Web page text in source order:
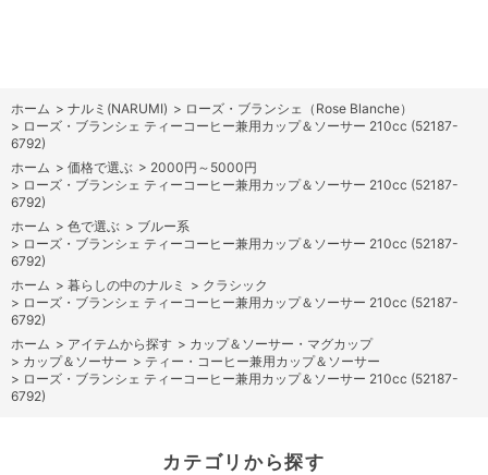
ホーム > ナルミ(NARUMI) > ローズ・ブランシェ（Rose Blanche）
> ローズ・ブランシェ ティーコーヒー兼用カップ＆ソーサー 210cc (52187-
6792)
ホーム > 価格で選ぶ > 2000円～5000円
> ローズ・ブランシェ ティーコーヒー兼用カップ＆ソーサー 210cc (52187-
6792)
ホーム > 色で選ぶ > ブルー系
> ローズ・ブランシェ ティーコーヒー兼用カップ＆ソーサー 210cc (52187-
6792)
ホーム > 暮らしの中のナルミ > クラシック
> ローズ・ブランシェ ティーコーヒー兼用カップ＆ソーサー 210cc (52187-
6792)
ホーム > アイテムから探す > カップ＆ソーサー・マグカップ
> カップ＆ソーサー > ティー・コーヒー兼用カップ＆ソーサー
> ローズ・ブランシェ ティーコーヒー兼用カップ＆ソーサー 210cc (52187-
6792)
カテゴリから探す